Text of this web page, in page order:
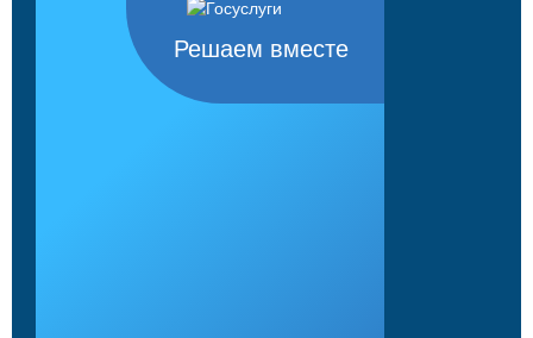
Решаем вместе